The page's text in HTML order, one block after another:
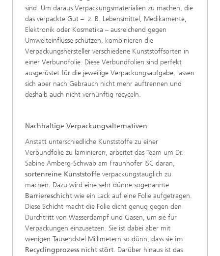
sind. Um daraus Verpackungsmaterialien zu machen, die
das verpackte Gut – z. B. Lebensmittel, Medikamente,
Elektronik oder Kosmetika – ausreichend gegen
Umwelteinflüsse schützen, kombinieren die
Verpackungshersteller verschiedene Kunststoffsorten in
einer Verbundfolie. Diese Verbundfolien sind perfekt
ausgerüstet für die jeweilige Verpackungsaufgabe, lassen
sich aber nach Gebrauch nicht mehr auftrennen und
deshalb auch nicht vernünftig recyceln.
Nachhaltige Verpackungsalternativen
Anstatt unterschiedliche Kunststoffe zu einer
Verbundfolie zu laminieren, arbeitet das Team um Dr.
Sabine Amberg-Schwab am Fraunhofer ISC daran,
sortenreine Kunststoffe verpackungstauglich zu
machen. Dazu wird eine sehr dünne sogenannte
Barriereschicht wie ein Lack auf eine Folie aufgetragen.
Diese Schicht macht die Folie dicht genug gegen den
Durchtritt von Wasserdampf und Gasen, um sie für
Verpackungen einzusetzen. Sie ist dabei aber mit
wenigen Tausendstel Millimetern so dünn, dass sie im
Recyclingprozess nicht stört. Darüber hinaus ist das